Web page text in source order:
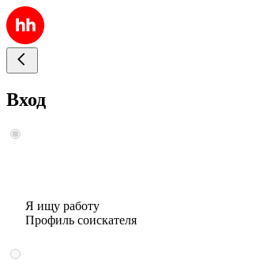
Вход
Я ищу работу
Профиль соискателя